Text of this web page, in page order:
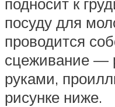
посуду для
проводится
сцеживание —
руками,
рисунке ниже.